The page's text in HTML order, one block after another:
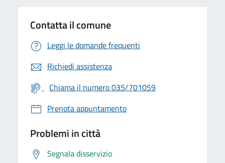
Contatta il comune
Leggi le domande frequenti
Richiedi assistenza
Chiama il numero 035/701059
Prenota appuntamento
Problemi in città
Segnala disservizio